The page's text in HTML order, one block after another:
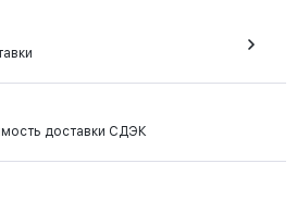
доставки СДЭК